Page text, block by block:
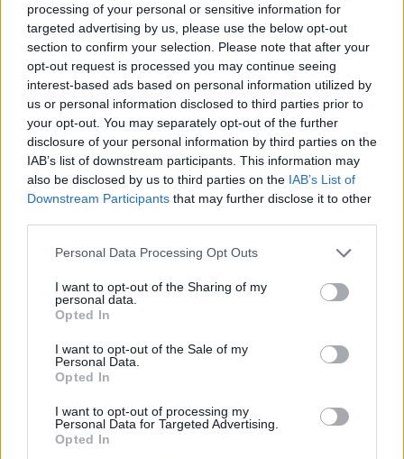
processing of your personal or sensitive information for
targeted advertising by us, please use the below opt-out
section to confirm your selection. Please note that after your
opt-out request is processed you may continue seeing
interest-based ads based on personal information utilized by
us or personal information disclosed to third parties prior to
your opt-out. You may separately opt-out of the further
disclosure of your personal information by third parties on the
IAB’s list of downstream participants. This information may
also be disclosed by us to third parties on the IAB’s List of
Downstream Participants that may further disclose it to other
Personal Data Processing Opt Outs
I want to opt-out of the Sharing of my
personal data.
Opted In
I want to opt-out of the Sale of my
Personal Data.
Opted In
I want to opt-out of processing my
Personal Data for Targeted Advertising.
Opted In
Ευχαριστούμε από καρδιάς, εκτός από τον
φωτογράφο μας Ηλία Περγαντή και τους
Αναβιωτές: τον Χρήστο Βρυώνη, τον Δημήτρη
Εξηνταβελόνη, τον Γιάννη Μαρκόπουλου από τον
σύλλογο Αγ. Τριάδας Καλαμάτας,τη Σοφία Δούση,
από τον Αθλητικό και πολιτιστικό σύλλογο
Παράδεισος Καλαμάτας,τους Δημήτρη Σωτηράκο
Τιμών της Ανατολικής Μάνης, καθώς και τον
Βασίλη Σταυρινίδη, τη Στέφη Αντωνίου και τη
Γκλόντι, από τον πολιτιστικό σύλλογο Κοινόν
Καρυτινών, για τη συμμετοχή τους στη
Ο ταμίας του συλλόγου μας, Βασίλης